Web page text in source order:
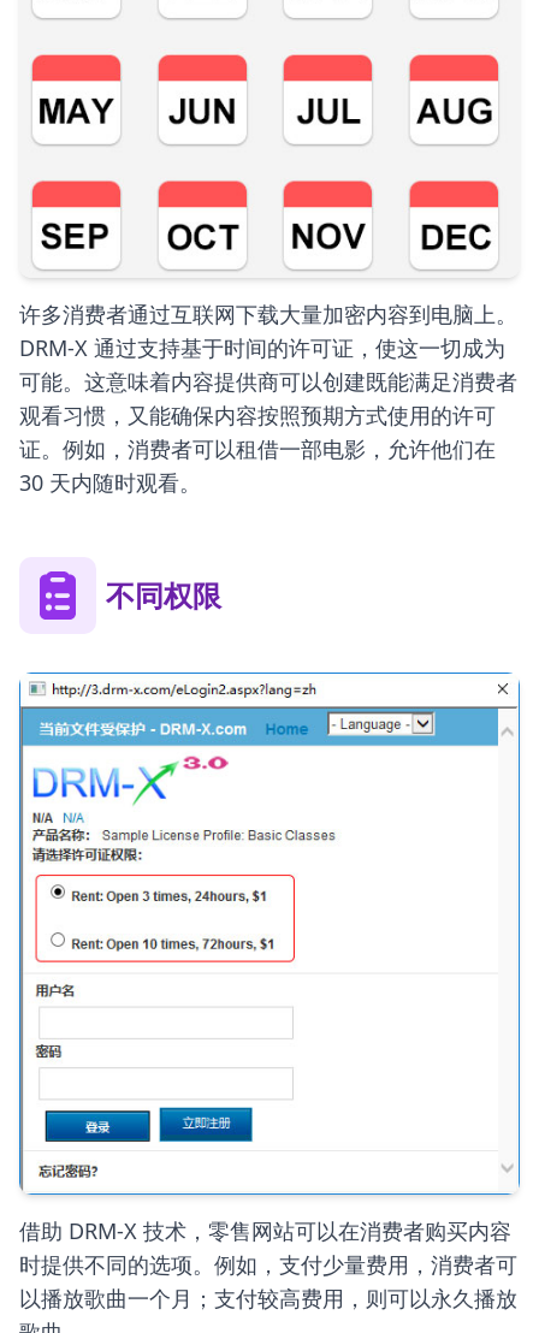
许多消费者通过互联网下载大量加密内容到电脑上。
DRM-X 通过支持基于时间的许可证，使这一切成为
可能。这意味着内容提供商可以创建既能满足消费者
观看习惯，又能确保内容按照预期方式使用的许可
证。例如，消费者可以租借一部电影，允许他们在
30 天内随时观看。
不同权限
借助 DRM-X 技术，零售网站可以在消费者购买内容
时提供不同的选项。例如，支付少量费用，消费者可
以播放歌曲一个月；支付较高费用，则可以永久播放